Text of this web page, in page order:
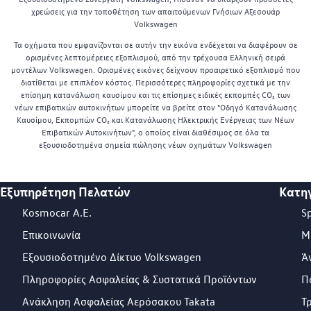
χρεώσεις για την τοποθέτηση των απαιτούμενων Γνήσιων Αξεσουάρ
Volkswagen
Τα οχήματα που εμφανίζονται σε αυτήν την εικόνα ενδέχεται να διαφέρουν σε
ορισμένες λεπτομέρειες εξοπλισμού, από την τρέχουσα Ελληνική σειρά
μοντέλων Volkswagen. Ορισμένες εικόνες δείχνουν προαιρετικό εξοπλισμό που
διατίθεται με επιπλέον κόστος. Περισσότερες πληροφορίες σχετικά με την
επίσημη κατανάλωση καυσίμου και τις επίσημες ειδικές εκπομπές CO₂ των
νέων επιβατικών αυτοκινήτων μπορείτε να βρείτε στον "Οδηγό Κατανάλωσης
Καυσίμου, Εκπομπών CO₂ και Κατανάλωσης Ηλεκτρικής Ενέργειας των Νέων
Επιβατικών Αυτοκινήτων", ο οποίος είναι διαθέσιμος σε όλα τα
εξουσιοδοτημένα σημεία πώλησης νέων οχημάτων Volkswagen
Footer Teaser
Εξυπηρέτηση Πελατών
Kosmocar Α.Ε.
Επικοινωνία
Εξουσιοδοτημένο Δίκτυο Volkswagen
Πληροφορίες Ασφαλείας & Συστατικά Προϊόντων
Ανάκληση Ασφαλείας Αερόσακου Takata